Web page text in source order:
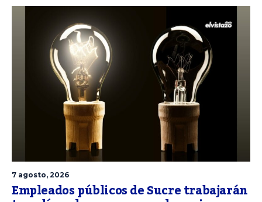
7 agosto, 2026
Empleados públicos de Sucre trabajarán